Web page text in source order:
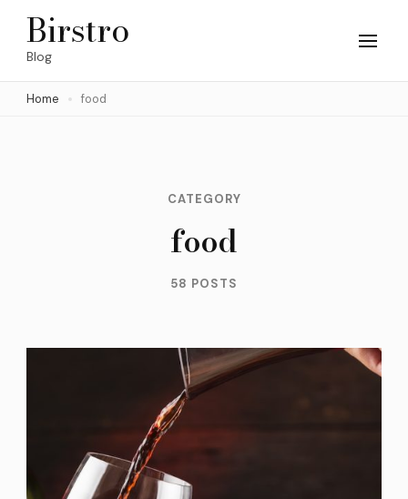
Skip
(Press
Birstro
Blog
Home food
CATEGORY
food
58 POSTS